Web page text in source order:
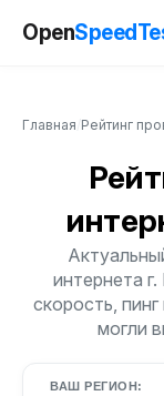
Open
Главная Рейтинг
интернета
скорость,
могли
ВАШ РЕГИОН: